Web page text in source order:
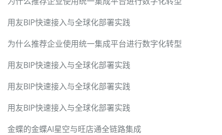
用友BIP快速接入与全球化部署实践
为什么推荐企业使用统一集成平台进行数字化转型
用友BIP快速接入与全球化部署实践
用友BIP快速接入与全球化部署实践
用友BIP快速接入与全球化部署实践
金蝶的金蝶AI星空与旺店通全链路集成